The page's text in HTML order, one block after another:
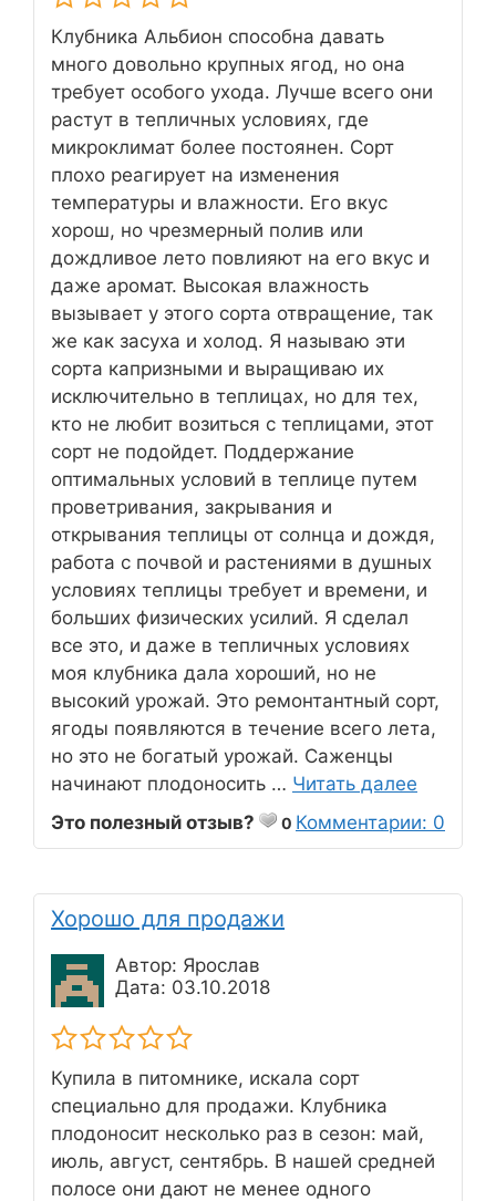
Клубника Альбион способна давать
много довольно крупных ягод, но она
требует особого ухода. Лучше всего они
растут в тепличных условиях, где
микроклимат более постоянен. Сорт
плохо реагирует на изменения
температуры и влажности. Его вкус
хорош, но чрезмерный полив или
дождливое лето повлияют на его вкус и
даже аромат. Высокая влажность
вызывает у этого сорта отвращение, так
же как засуха и холод. Я называю эти
сорта капризными и выращиваю их
исключительно в теплицах, но для тех,
кто не любит возиться с теплицами, этот
сорт не подойдет. Поддержание
оптимальных условий в теплице путем
проветривания, закрывания и
открывания теплицы от солнца и дождя,
работа с почвой и растениями в душных
условиях теплицы требует и времени, и
больших физических усилий. Я сделал
все это, и даже в тепличных условиях
моя клубника дала хороший, но не
высокий урожай. Это ремонтантный сорт,
ягоды появляются в течение всего лета,
но это не богатый урожай. Саженцы
начинают плодоносить … Читать далее
Это полезный отзыв?
0 Комментарии: 0
Хорошо для продажи
Автор: Ярослав
Дата: 03.10.2018
Купила в питомнике, искала сорт
специально для продажи. Клубника
плодоносит несколько раз в сезон: май,
июль, август, сентябрь. В нашей средней
полосе они дают не менее одного